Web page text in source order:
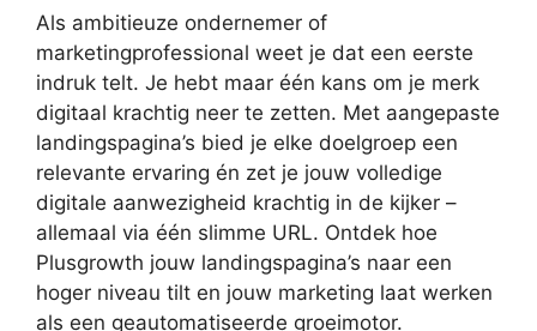
Als ambitieuze ondernemer of
marketingprofessional weet je dat een eerste
indruk telt. Je hebt maar één kans om je merk
digitaal krachtig neer te zetten. Met aangepaste
landingspagina’s bied je elke doelgroep een
relevante ervaring én zet je jouw volledige
digitale aanwezigheid krachtig in de kijker –
allemaal via één slimme URL. Ontdek hoe
Plusgrowth jouw landingspagina’s naar een
hoger niveau tilt en jouw marketing laat werken
als een geautomatiseerde groeimotor.